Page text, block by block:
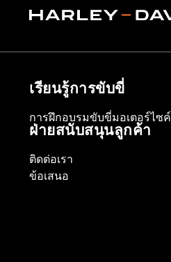
เรียนรู้การขับขี่
การฝึกอบรมขับขี่มอเตอร์ไซค์
ฝ่ายสนับสนุนลูกค้า
ติดต่อเรา
ข้อเสนอ